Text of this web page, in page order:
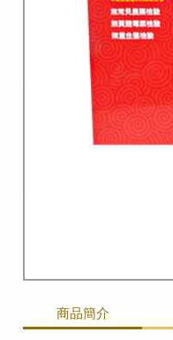
商品簡介